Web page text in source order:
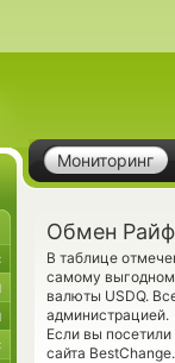
Мониторинг
Обмен
В таблице
самому
валюты USDQ.
администрацией.
Если вы
сайта BestChange.